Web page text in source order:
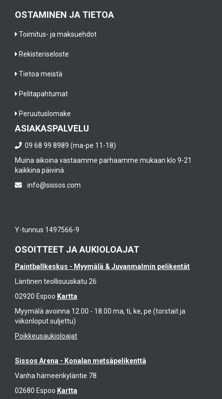
OSTAMINEN JA TIETOA
Toimitus- ja maksuehdot
Rekisteriseloste
Tietoa meistä
Pelitapahtumat
Peruutuslomake
ASIAKASPALVELU
09 68 99 8989 (ma-pe 11-18)
Muina aikoina vastaamme parhaamme mukaan klo 9-21
kaikkina päivinä.
info@sissos.com
Y-tunnus 1497566-9
OSOITTEET JA AUKIOLOAJAT
Paintballkeskus - Myymälä & Juvanmalmin pelikentät
Läntinen teollisuuskatu 26
02920 Espoo Kartta
Myymälä avoinna 12.00 - 18.00 ma, ti, ke, pe (torstait ja
viikonloput suljettu)
Poikkeusaukioloajat
Sissos Arena - Konalan metsäpelikenttä
Vanha hämeenkyläntie 78
02680 Espoo Kartta